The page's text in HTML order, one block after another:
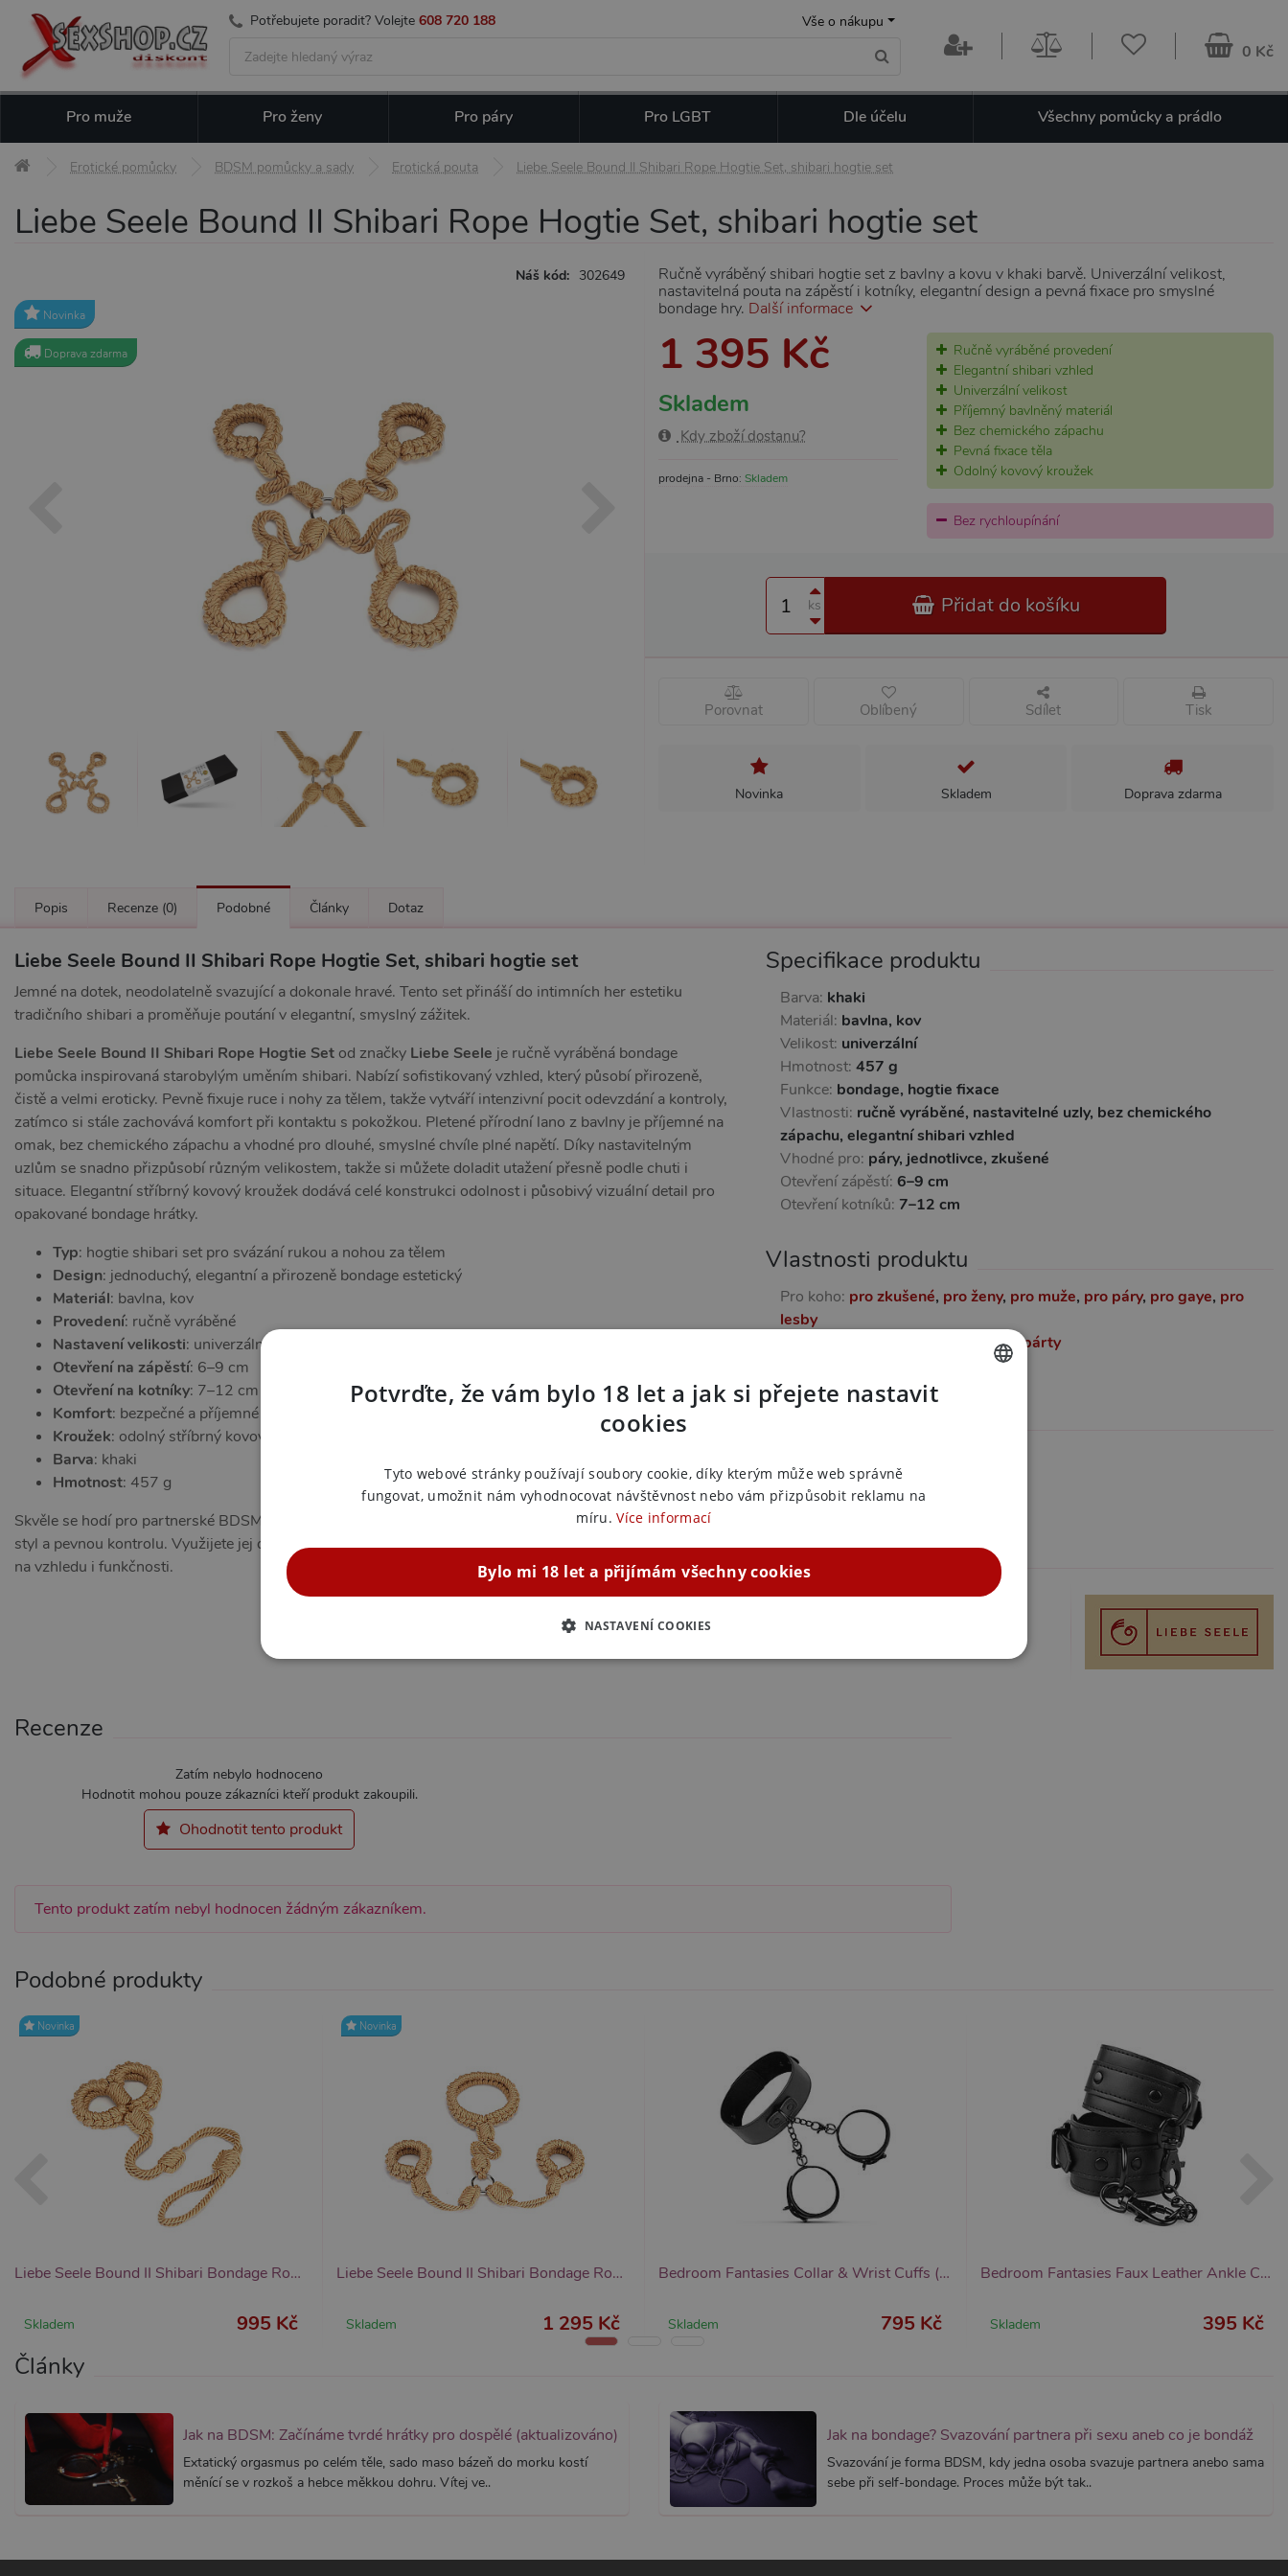
Potřebujete poradit? Volejte 608 720 188 Vše o nákupu
0 Kč
Pro muže Pro ženy Pro páry Pro LGBT Dle účelu Všechny pomůcky a prádlo
Erotické pomůcky BDSM pomůcky a sady Erotická pouta Liebe Seele Bound II Shibari Rope Hogtie Set, shibari hogtie set
Liebe Seele Bound II Shibari Rope Hogtie Set, shibari hogtie set
Náš kód: 302649
Novinka
Doprava zdarma
Ručně vyráběný shibari hogtie set z bavlny a kovu v khaki barvě. Univerzální velikost,
nastavitelná pouta na zápěstí i kotníky, elegantní design a pevná fixace pro smyslné
bondage hry. Další informace
1 395 Kč
Skladem
Kdy zboží dostanu?
prodejna - Brno: Skladem
Ručně vyráběné provedení
Elegantní shibari vzhled
Univerzální velikost
Příjemný bavlněný materiál
Bez chemického zápachu
Pevná fixace těla
Odolný kovový kroužek
Bez rychloupínání
ks Přidat do košíku
Porovnat Oblíbený Sdílet Tisk
Novinka Skladem Doprava zdarma
Popis Recenze (0) Podobné Články Dotaz
Liebe Seele Bound II Shibari Rope Hogtie Set, shibari hogtie set
Jemné na dotek, neodolatelně svazující a dokonale hravé. Tento set přináší do intimních her estetiku
tradičního shibari a proměňuje poutání v elegantní, smyslný zážitek.
Liebe Seele Bound II Shibari Rope Hogtie Set od značky Liebe Seele je ručně vyráběná bondage
pomůcka inspirovaná starobylým uměním shibari. Nabízí sofistikovaný vzhled, který působí přirozeně,
čistě a velmi eroticky. Pevně fixuje ruce i nohy za tělem, takže vytváří intenzivní pocit odevzdání a kontroly,
zatímco si stále zachovává komfort při kontaktu s pokožkou. Pletené přírodní lano z bavlny je příjemné na
omak, bez chemického zápachu a vhodné pro dlouhé, smyslné chvíle plné napětí. Díky nastavitelným
uzlům se snadno přizpůsobí různým velikostem, takže si můžete doladit utažení přesně podle chuti i
situace. Elegantní stříbrný kovový kroužek dodává celé konstrukci odolnost i působivý vizuální detail pro
opakované bondage hrátky.
Typ: hogtie shibari set pro svázání rukou a nohou za tělem
Design: jednoduchý, elegantní a přirozeně bondage estetický
Materiál: bavlna, kov
Provedení: ručně vyráběné
Nastavení velikosti: univerzální, utažením a povolením uzlů
Otevření na zápěstí: 6–9 cm
Otevření na kotníky: 7–12 cm
Komfort: bezpečné a příjemné na pokožce
Kroužek: odolný stříbrný kovový kroužek
Barva: khaki
Hmotnost: 457 g
Skvěle se hodí pro partnerské BDSM hry, estetické shibari scénáře i chvíle, kdy chcete spojit dominanci,
styl a pevnou kontrolu. Využijete jej doma, při smyslných rituálech i při delších bondage scénách, kde záleží
na vzhledu i funkčnosti.
Specifikace produktu
Barva: khaki
Materiál: bavlna, kov
Velikost: univerzální
Hmotnost: 457 g
Funkce: bondage, hogtie fixace
Vlastnosti: ručně vyráběné, nastavitelné uzly, bez chemického
zápachu, elegantní shibari vzhled
Vhodné pro: páry, jednotlivce, zkušené
Otevření zápěstí: 6–9 cm
Otevření kotníků: 7–12 cm
Vlastnosti produktu
Pro koho: pro zkušené, pro ženy, pro muže, pro páry, pro gaye, pro
lesby
dobré na párty
EAN:4582558000924
Výrobce:Liebe Seele
Zařazeno v kategoriích
Erotická pouta
Recenze
Zatím nebylo hodnoceno
Hodnotit mohou pouze zákazníci kteří produkt zakoupili.
Ohodnotit tento produkt
Tento produkt zatím nebyl hodnocen žádným zákazníkem.
Podobné produkty
Novinka
Liebe Seele Bound II Shibari Bondage Rope Wrist Cuffs and Lead, pouta na zápěstí s vodítkem
Skladem 995 Kč
Novinka
Liebe Seele Bound II Shibari Bondage Rope Wrist To Collar Restraint, pouta zápěstí ke obojku
Skladem 1 295 Kč
Bedroom Fantasies Collar & Wrist Cuffs (Black), fetiš sada obojek a pouta
Skladem 795 Kč
Bedroom Fantasies Faux Leather Ankle Cuffs (Black), pouta na nohy
Skladem 395 Kč
Články
Jak na BDSM: Začínáme tvrdé hrátky pro dospělé (aktualizováno)
Extatický orgasmus po celém těle, sado maso bázeň do morku kostí
měnící se v rozkoš a hebce měkkou dohru. Vítej ve..
Jak na bondage? Svazování partnera při sexu aneb co je bondáž
Svazování je forma BDSM, kdy jedna osoba svazuje partnera anebo sama
sebe při self-bondage. Proces může být tak..
Potvrďte, že vám bylo 18 let a jak si přejete nastavit
cookies
Tyto webové stránky používají soubory cookie, díky kterým může web správně
fungovat, umožnit nám vyhodnocovat návštěvnost nebo vám přizpůsobit reklamu na
míru. Více informací
Bylo mi 18 let a přijímám všechny cookies
NASTAVENÍ COOKIES
NEZBYTNĚ NUTNÉ ANALYTICKÉ MARKETINGOVÉ FUNKČNÍ
Nezbytně nutné soubory cookie umožňují základní funkce webových stránek, jako je přihlášení uživatele a správa účtu. Webové stránky nelze
bez nezbytně nutných souborů cookie správně používat.
Název
_ga_SX4YNVLNP9
.xsexshop.cz
_GRECAPTCHA
.xsexshop.cz
Tento soubor cookie obsahuje informace o relaci. Je nezbytný pro správnou
Provider /
Doména
Vyprší Popis
1 rok
1
Tento název souboru cookie je spojen s Google Universal Analytics - což je významná aktualizace běžněji
používané analytické služby Google. Tento soubor cookie se používá k rozlišení jedinečných uživatelů
přiřazením náhodně vygenerovaného čísla jako identifikátoru klienta. Je součástí každého požadavku na
Provider /
Doména
Vyprší Popis
Zendesk Inc.
1 rok
Widget živého chatu nastavuje soubory cookie pro uložení ID živého chatu Zopim používaného k
identifikaci zařízení napříč návštěvami.